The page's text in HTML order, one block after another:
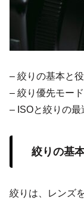
– 絞りの基本と
– 絞り優先モー
– ISOと絞りの
絞りの基
絞りは、レンズ